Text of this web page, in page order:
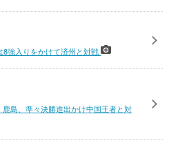
8強入りをかけて済州と対戦
島、準々決勝進出かけ中国王者と対